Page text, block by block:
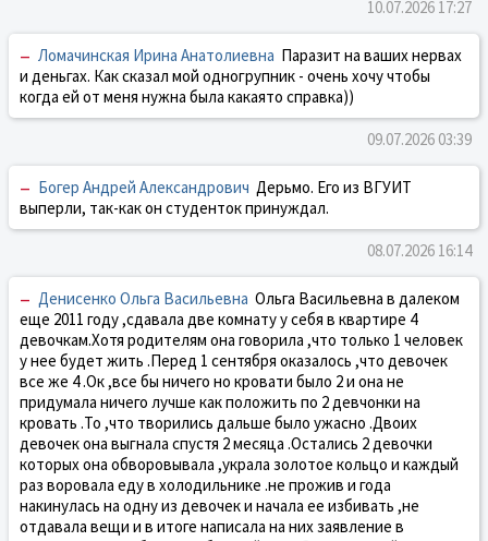
10.07.2026 17:27
– Ломачинская Ирина Анатолиевна Паразит на ваших нервах
и деньгах. Как сказал мой одногрупник - очень хочу чтобы
когда ей от меня нужна была какаято справка))
09.07.2026 03:39
– Богер Андрей Александрович Дерьмо. Его из ВГУИТ
выперли, так-как он студенток принуждал.
08.07.2026 16:14
– Денисенко Ольга Васильевна Ольга Васильевна в далеком
еще 2011 году ,сдавала две комнату у себя в квартире 4
девочкам.Хотя родителям она говорила ,что только 1 человек
у нее будет жить .Перед 1 сентября оказалось ,что девочек
все же 4 .Ок ,все бы ничего но кровати было 2 и она не
придумала ничего лучше как положить по 2 девчонки на
кровать .То ,что творились дальше было ужасно .Двоих
девочек она выгнала спустя 2 месяца .Остались 2 девочки
которых она обворовывала ,украла золотое кольцо и каждый
раз воровала еду в холодильнике .не прожив и года
накинулась на одну из девочек и начала ее избивать ,не
отдавала вещи и в итоге написала на них заявление в